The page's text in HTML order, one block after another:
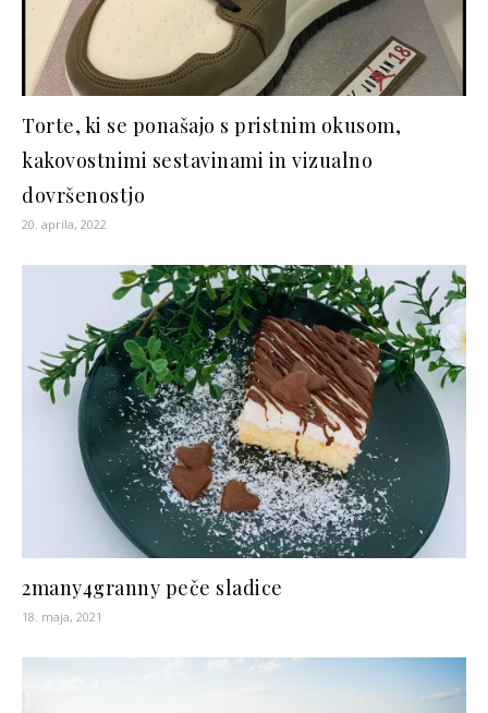
Torte, ki se ponašajo s pristnim okusom,
kakovostnimi sestavinami in vizualno
dovršenostjo
20. aprila, 2022
2many4granny peče sladice
18. maja, 2021